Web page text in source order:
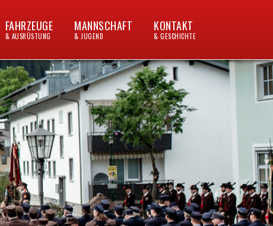
FAHRZEUGE
& AUSRÜSTUNG
MANNSCHAFT
& JUGEND
KONTAKT
& GESCHICHTE